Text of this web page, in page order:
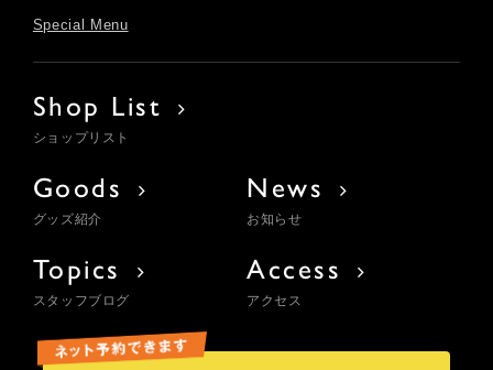
Special Menu
Shop List
ショップリスト
Goods
グッズ紹介
News
お知らせ
Topics
スタッフブログ
Access
アクセス